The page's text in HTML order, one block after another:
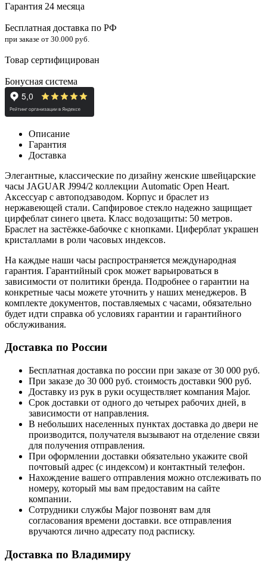
Гарантия 24 месяца
Бесплатная доставка по РФ
при заказе от 30.000 руб.
Товар сертифицирован
Бонусная система
Описание
Гарантия
Доставка
Элегантные, классические по дизайну женские швейцарские
часы JAGUAR J994/2 коллекции Automatic Open Heart.
Аксессуар с автоподзаводом. Корпус и браслет из
нержавеющей стали. Сапфировое стекло надежно защищает
цирфеблат синего цвета. Класс водозащиты: 50 метров.
Браслет на застёжке-бабочке с кнопками. Циферблат украшен
кристаллами в роли часовых индексов.
На каждые наши часы распространяется международная
гарантия. Гарантийный срок может варьироваться в
зависимости от политики бренда. Подробнее о гарантии на
конкретные часы можете уточнить у наших менеджеров. В
комплекте документов, поставляемых с часами, обязательно
будет идти справка об условиях гарантии и гарантийного
обслуживания.
Доставка по России
Бесплатная доставка по россии при заказе от 30 000 руб.
При заказе до 30 000 руб. стоимость доставки 900 руб.
Доставку из рук в руки осуществляет компания Major.
Срок доставки от одного до четырех рабочих дней, в
зависимости от направления.
В небольших населенных пунктах доставка до двери не
производится, получателя вызывают на отделение связи
для получения отправления.
При оформлении доставки обязательно укажите свой
почтовый адрес (с индексом) и контактный телефон.
Нахождение вашего отправления можно отслеживать по
номеру, который мы вам предоставим на сайте
компании.
Сотрудники службы Major позвонят вам для
согласования времени доставки. все отправления
вручаются лично адресату под расписку.
Доставка по Владимиру